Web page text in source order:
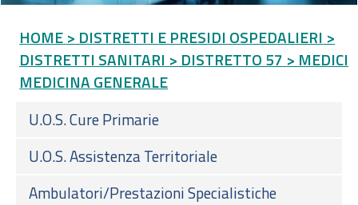
HOME > DISTRETTI E PRESIDI OSPEDALIERI >
DISTRETTI SANITARI > DISTRETTO 57 > MEDICI
MEDICINA GENERALE
U.O.S. Cure Primarie
U.O.S. Assistenza Territoriale
Ambulatori/Prestazioni Specialistiche